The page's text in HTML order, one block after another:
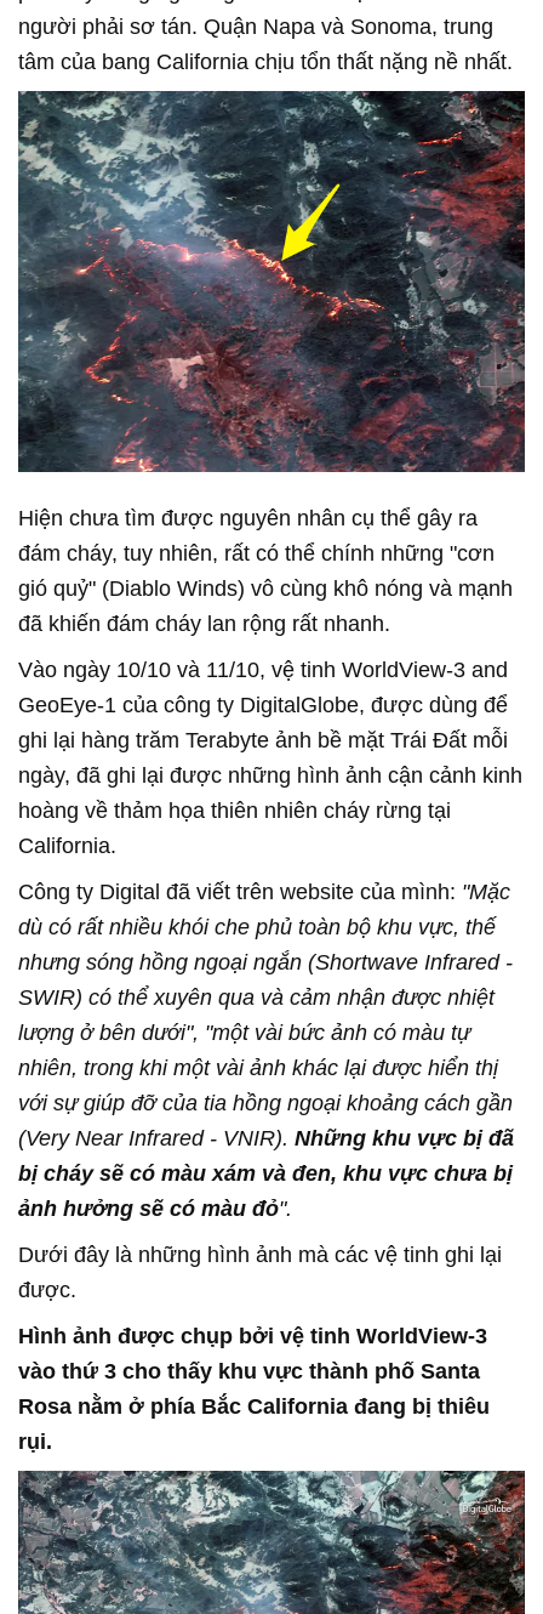
người phải sơ tán. Quận Napa và Sonoma, trung
tâm của bang California chịu tổn thất nặng nề nhất.
Hiện chưa tìm được nguyên nhân cụ thể gây ra
đám cháy, tuy nhiên, rất có thể chính những "cơn
gió quỷ" (Diablo Winds) vô cùng khô nóng và mạnh
đã khiến đám cháy lan rộng rất nhanh.
Vào ngày 10/10 và 11/10, vệ tinh WorldView-3 and
GeoEye-1 của công ty DigitalGlobe, được dùng để
ghi lại hàng trăm Terabyte ảnh bề mặt Trái Đất mỗi
ngày, đã ghi lại được những hình ảnh cận cảnh kinh
hoàng về thảm họa thiên nhiên cháy rừng tại
California.
Công ty Digital đã viết trên website của mình: "Mặc
dù có rất nhiều khói che phủ toàn bộ khu vực, thế
nhưng sóng hồng ngoại ngắn (Shortwave Infrared -
SWIR) có thể xuyên qua và cảm nhận được nhiệt
lượng ở bên dưới", "một vài bức ảnh có màu tự
nhiên, trong khi một vài ảnh khác lại được hiển thị
với sự giúp đỡ của tia hồng ngoại khoảng cách gần
(Very Near Infrared - VNIR). Những khu vực bị đã
bị cháy sẽ có màu xám và đen, khu vực chưa bị
ảnh hưởng sẽ có màu đỏ".
Dưới đây là những hình ảnh mà các vệ tinh ghi lại
được.
Hình ảnh được chụp bởi vệ tinh WorldView-3
vào thứ 3 cho thấy khu vực thành phố Santa
Rosa nằm ở phía Bắc California đang bị thiêu
rụi.